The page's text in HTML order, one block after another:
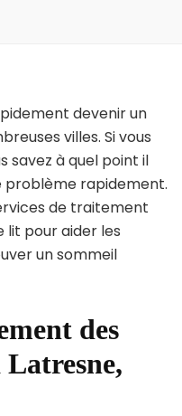
devenir un
villes. Si vous
savez à quel point il
rapidement.
de traitement
lit pour aider les
un sommeil
des